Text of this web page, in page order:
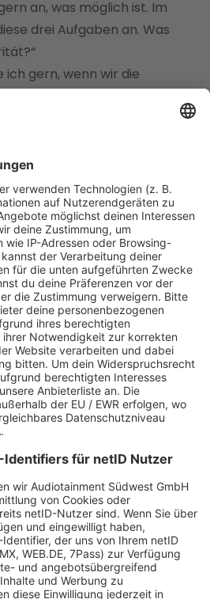
an, was möglich ist. Im
drei Aufgaben an. Was
ich gern, wenn wir die
gerade schon am Limit. Wer
bleibst du hilfsbereit,
stillschweigend alles.
du in unserem Ratgeber zu
– dort geht es
wofür du stehen
liegt.
Vorgesetzten
wirst
hauen dein
Job schnell um. In unserem
angeschwärzt“findest
dich wehrst. Zentral:
klären, keine
du die Situation erlebt hast
Erwartungen an dich